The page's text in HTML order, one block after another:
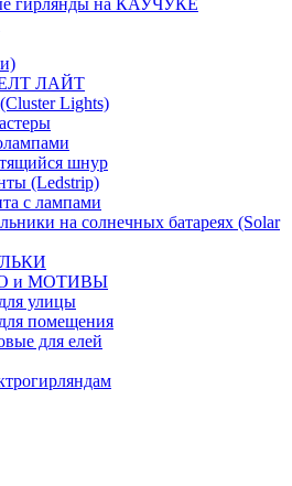
гирлянды на КАУЧУКЕ
ЛАЙТ
Lights)
шнур
(Ledstrip)
с лампами
на солнечных батареях (Solar
и МОТИВЫ
улицы
помещения
для елей